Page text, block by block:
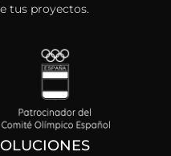
tus proyectos.